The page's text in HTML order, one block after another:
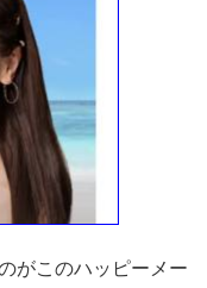
がこのハッピーメー